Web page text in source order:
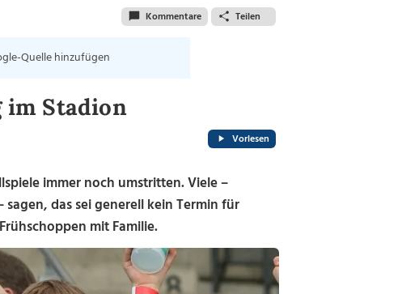
Kommentare Teilen
Quelle hinzufügen
im Stadion
Vorlesen
immer noch umstritten. Viele –
das sei generell kein Termin für
mit Familie.